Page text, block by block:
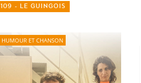
109 - LE GUINGOIS
HUMOUR ET CHANSON